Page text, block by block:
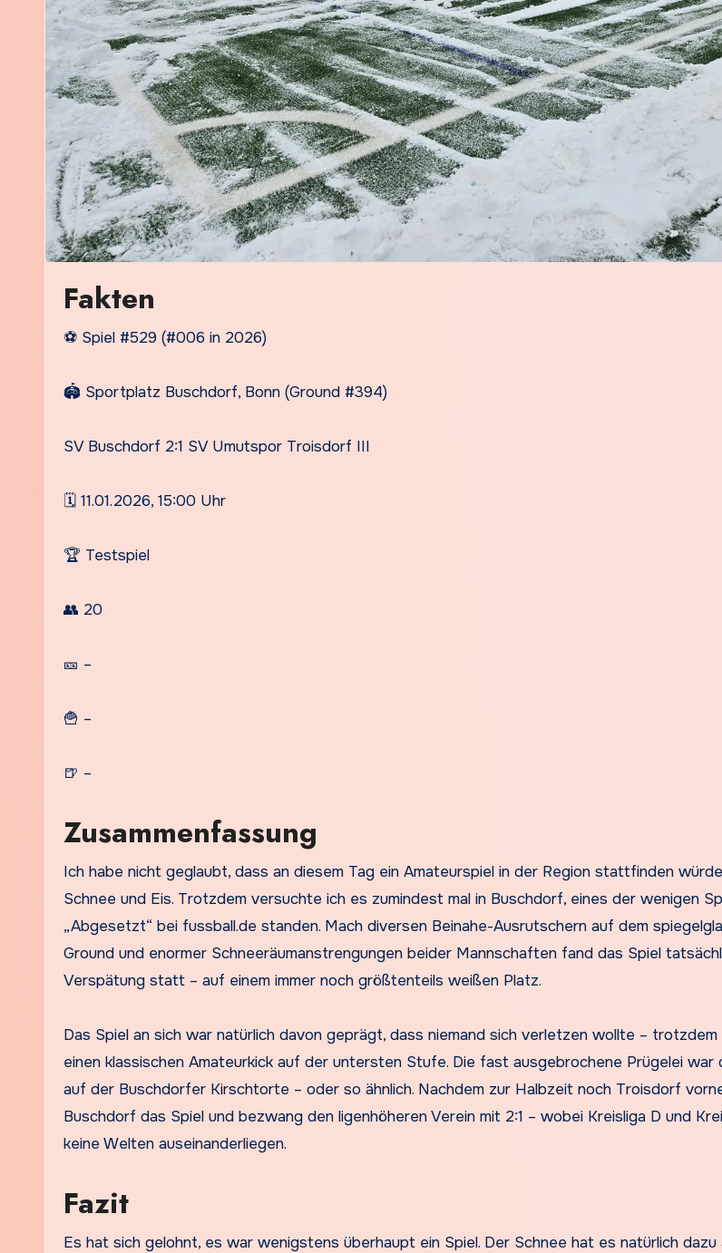
Fakten
⚽ Spiel #529 (#006 in 2026)
🏟️ Sportplatz Buschdorf, Bonn (Ground #394)
SV Buschdorf 2:1 SV Umutspor Troisdorf III
🗓️ 11.01.2026, 15:00 Uhr
🏆 Testspiel
👥 20
🎫 –
🍟 –
🍺 –
Zusammenfassung
Ich habe nicht geglaubt, dass an diesem Tag ein Amateurspiel in der Region stattfinden
Schnee und Eis. Trotzdem versuchte ich es zumindest mal in Buschdorf, eines der wenigen
„Abgesetzt“ bei fussball.de standen. Mach diversen Beinahe-Ausrutschern auf dem
Ground und enormer Schneeräumanstrengungen beider Mannschaften fand das Spiel
Verspätung statt – auf einem immer noch größtenteils weißen Platz.
Das Spiel an sich war natürlich davon geprägt, dass niemand sich verletzen wollte –
einen klassischen Amateurkick auf der untersten Stufe. Die fast ausgebrochene Prügelei war
auf der Buschdorfer Kirschtorte – oder so ähnlich. Nachdem zur Halbzeit noch Troisdorf
Buschdorf das Spiel und bezwang den ligenhöheren Verein mit 2:1 – wobei Kreisliga D und
keine Welten auseinanderliegen.
Fazit
Es hat sich gelohnt, es war wenigstens überhaupt ein Spiel. Der Schnee hat es natürlich dazu